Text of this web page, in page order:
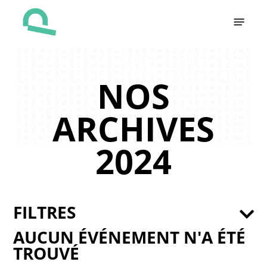
NOS
ARCHIVES
2024
AUCUN ÉVÉNEMENT N'A ÉTÉ
TROUVÉ
FILTRES